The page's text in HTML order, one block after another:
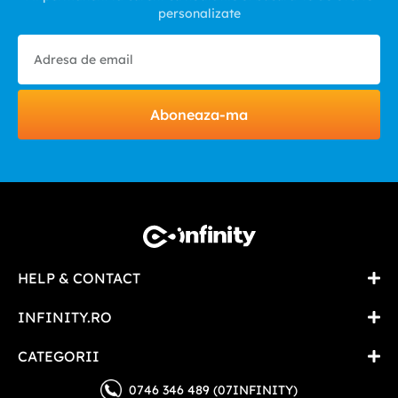
personalizate
Aboneaza-ma
HELP & CONTACT
INFINITY.RO
CATEGORII
0746 346 489 (07INFINITY)